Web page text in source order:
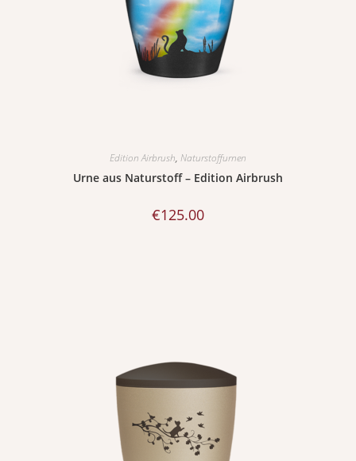
Edition Airbrush, Naturstoffurnen
Urne aus Naturstoff – Edition Airbrush
€125.00